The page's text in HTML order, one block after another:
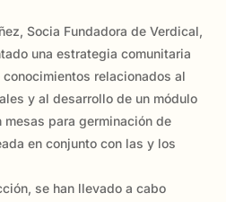
Socia Fundadora de Verdical,
una estrategia comunitaria
relacionados al
y al desarrollo de un módulo
para germinación de
en conjunto con las y los
se han llevado a cabo